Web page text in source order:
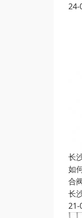
24-
长
如
合
长
21-